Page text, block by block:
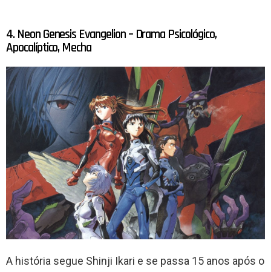
4. Neon Genesis Evangelion – Drama Psicológico,
Apocalíptico, Mecha
A história segue Shinji Ikari e se passa 15 anos após o